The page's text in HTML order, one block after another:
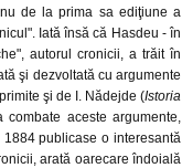
de la prima sa ediţiune a
Iată însă că Hasdeu - în
autorul cronicii, a trăit în
şi dezvoltată cu argumente
şi de I. Nădejde (Istoria
aceste argumente,
publicase o interesantă
arată oarecare îndoială